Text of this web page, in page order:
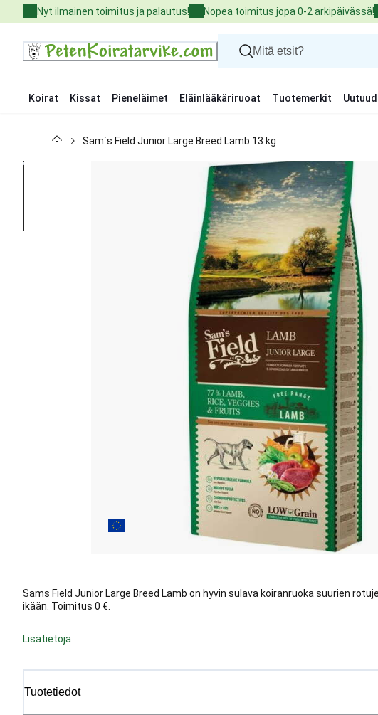
to
Nyt ilmainen toimitus ja palautus! Nopea toimitus jopa 0-2 arkipäivässä!
Koirat Kissat Pieneläimet Eläinlääkäriruoat Tuotemerkit
Kissat
Sam´s Field Junior Large Breed Lamb 13 kg
Sams Field Junior Large Breed Lamb on hyvin sulava koiranruoka suurien
ikään. Toimitus 0 €.
Lisätietoja
Tuotetiedot